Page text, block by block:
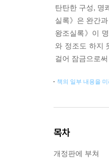
탄탄한 구성, 명
실록》은 완간
왕조실록》이
와 정조도 하지
걸어 잠금으로
책의 일부 내용을
목차
개정판에 부쳐